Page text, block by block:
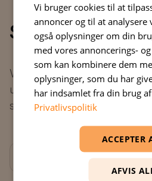
Seneste
Vi har skrevet en stor række
udvikling af projekter. Dyk ned
spørgsmål, så kontakt os
Se alle
Vi bruger cookies til at
annoncer og til at analysere
også oplysninger om din
med vores annoncerings-
som kan kombinere dem
oplysninger, som du har
har indsamlet fra din brug
Privatlivspolitik
ACCEPTER
AFVIS